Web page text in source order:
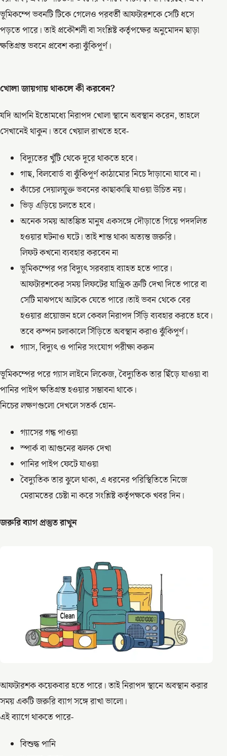
ভূমিকম্পে ভবনটি টিকে গেলেও পরবর্তী আফটারশকে সেটি ধসে
পড়তে পারে। তাই প্রকৌশলী বা সংশ্লিষ্ট কর্তৃপক্ষের অনুমোদন ছাড়া
ক্ষতিগ্রস্ত ভবনে প্রবেশ করা ঝুঁকিপূর্ণ।
খোলা জায়গায় থাকলে কী করবেন?
যদি আপনি ইতোমধ্যে নিরাপদ খোলা স্থানে অবস্থান করেন, তাহলে
সেখানেই থাকুন। তবে খেয়াল রাখতে হবে-
বিদ্যুতের খুঁটি থেকে দূরে থাকতে হবে।
গাছ, বিলবোর্ড বা ঝুঁকিপূর্ণ কাঠামোর নিচে দাঁড়ানো যাবে না।
কাঁচের দেয়ালযুক্ত ভবনের কাছাকাছি যাওয়া উচিত নয়।
ভিড় এড়িয়ে চলতে হবে।
অনেক সময় আতঙ্কিত মানুষ একসঙ্গে দৌড়াতে গিয়ে পদদলিত
হওয়ার ঘটনাও ঘটে। তাই শান্ত থাকা অত্যন্ত জরুরি।
লিফট কখনো ব্যবহার করবেন না
ভূমিকম্পের পর বিদ্যুৎ সরবরাহ ব্যাহত হতে পারে।
আফটারশকের সময় লিফটের যান্ত্রিক ত্রুটি দেখা দিতে পারে বা
সেটি মাঝপথে আটকে যেতে পারে।তাই ভবন থেকে বের
হওয়ার প্রয়োজন হলে কেবল নিরাপদ সিঁড়ি ব্যবহার করতে হবে।
তবে কম্পন চলাকালে সিঁড়িতে অবস্থান করাও ঝুঁকিপূর্ণ।
গ্যাস, বিদ্যুৎ ও পানির সংযোগ পরীক্ষা করুন
ভূমিকম্পের পরে গ্যাস লাইনে লিকেজ, বৈদ্যুতিক তার ছিঁড়ে যাওয়া বা
পানির পাইপ ক্ষতিগ্রস্ত হওয়ার সম্ভাবনা থাকে।
নিচের লক্ষণগুলো দেখলে সতর্ক হোন-
গ্যাসের গন্ধ পাওয়া
স্পার্ক বা আগুনের ঝলক দেখা
পানির পাইপ ফেটে যাওয়া
বৈদ্যুতিক তার ঝুলে থাকা, এ ধরনের পরিস্থিতিতে নিজে
মেরামতের চেষ্টা না করে সংশ্লিষ্ট কর্তৃপক্ষকে খবর দিন।
জরুরি ব্যাগ প্রস্তুত রাখুন
আফটারশক কয়েকবার হতে পারে। তাই নিরাপদ স্থানে অবস্থান করার
সময় একটি জরুরি ব্যাগ সঙ্গে রাখা ভালো।
এই ব্যাগে থাকতে পারে-
বিশুদ্ধ পানি